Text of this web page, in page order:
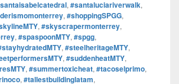
, #santaluciariverwalk,
, #shoppingSPGG,
, #skyscrapermonterrey,
, #spaspoonMTY, #spgg,
, #steelheritageMTY,
, #suddenheatMTY,
, #summertoxicheat, #tacoselprimo,
, #tallestbuildinglatam,